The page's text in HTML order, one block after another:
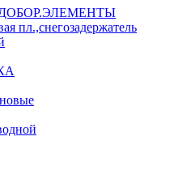
пл.,снегозадержатель